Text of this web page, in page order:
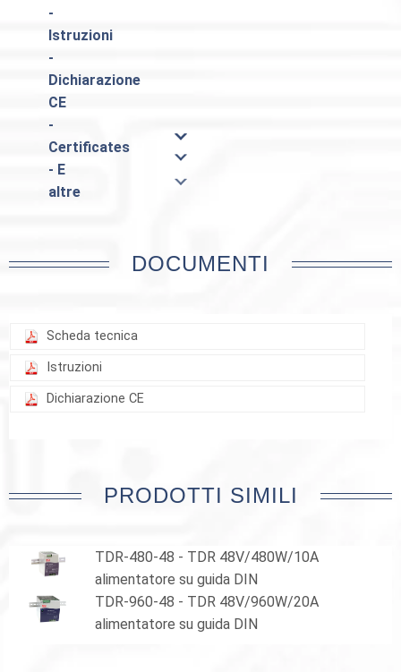
-
Istruzioni
-
Dichiarazione
CE
-
Certificates
- E
altre
DOCUMENTI
Scheda tecnica
Istruzioni
Dichiarazione CE
PRODOTTI SIMILI
TDR-480-48 - TDR 48V/480W/10A
alimentatore su guida DIN
TDR-960-48 - TDR 48V/960W/20A
alimentatore su guida DIN